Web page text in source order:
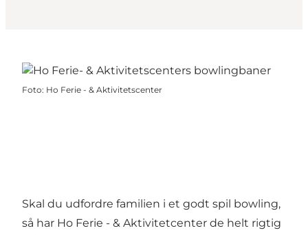
Foto: Ho Ferie - & Aktivitetscenter
Skal du udfordre familien i et godt spil bowling,
så har Ho Ferie - & Aktivitetcenter de helt rigtig